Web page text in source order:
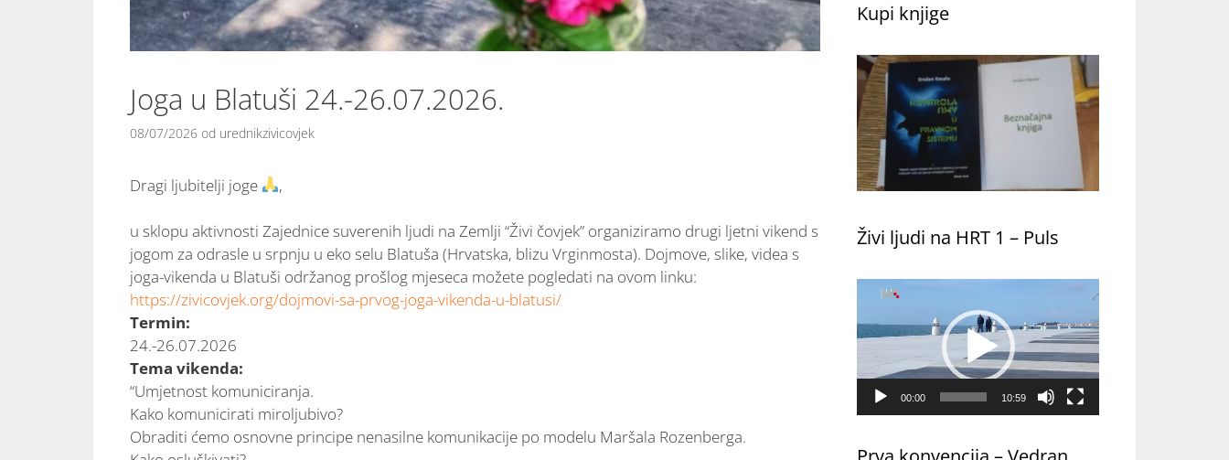
Joga u Blatuši 24.-26.07.2026.
08/07/2026 od urednikzivicovjek
Dragi ljubitelji joge ,
u sklopu aktivnosti Zajednice suverenih ljudi na Zemlji “Živi čovjek” organiziramo drugi ljetni vikend s
jogom za odrasle u srpnju u eko selu Blatuša (Hrvatska, blizu Vrginmosta). Dojmove, slike, videa s
joga-vikenda u Blatuši održanog prošlog mjeseca možete pogledati na ovom linku:
https://zivicovjek.org/dojmovi-sa-prvog-joga-vikenda-u-blatusi/
Termin:
24.-26.07.2026
Tema vikenda:
“Umjetnost komuniciranja.
Kako komunicirati miroljubivo?
Obraditi ćemo osnovne principe nenasilne komunikacije po modelu Maršala Rozenberga.
Kupi knjige
Živi ljudi na HRT 1 – Puls
Reproduktor
videozapisa
00:00 10:59